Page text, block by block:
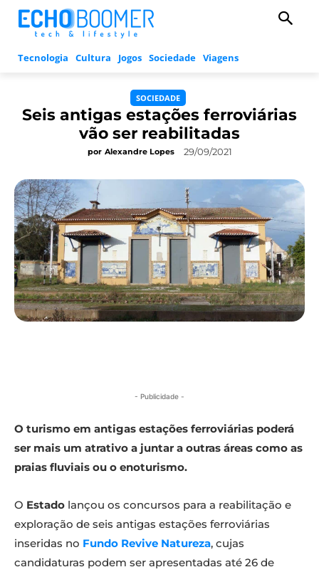
Tecnologia Cultura Jogos Sociedade Viagens
SOCIEDADE
Seis antigas estações ferroviárias
vão ser reabilitadas
por Alexandre Lopes 29/09/2021
- Publicidade -
O turismo em antigas estações ferroviárias poderá
ser mais um atrativo a juntar a outras áreas como as
praias fluviais ou o enoturismo.
O Estado lançou os concursos para a reabilitação e
exploração de seis antigas estações ferroviárias
inseridas no Fundo Revive Natureza, cujas
candidaturas podem ser apresentadas até 26 de